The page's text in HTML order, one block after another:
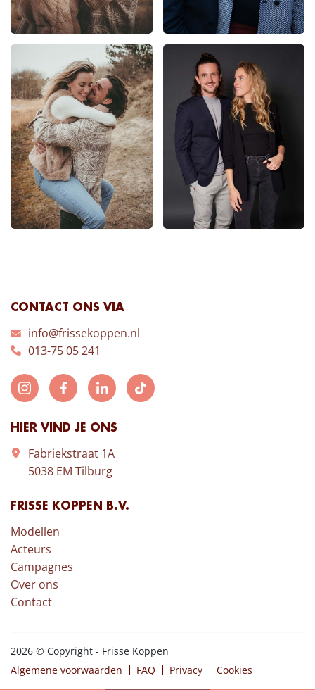
CONTACT ONS VIA
info@frissekoppen.nl
013-75 05 241
HIER VIND JE ONS
Fabriekstraat 1A
5038 EM Tilburg
FRISSE KOPPEN B.V.
Modellen
Acteurs
Campagnes
Over ons
Contact
2026 © Copyright - Frisse Koppen
Algemene voorwaarden
FAQ Privacy Cookies